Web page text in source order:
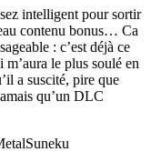
intelligent pour sortir
contenu bonus… Ca
: c’est déjà ce
le plus soulé en
a suscité, pire que
qu’un DLC